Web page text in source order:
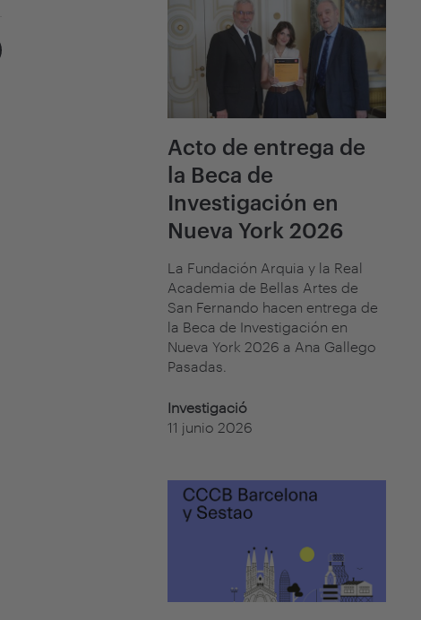
Acto de entrega de
la Beca de
Investigación en
Nueva York 2026
La Fundación Arquia y la Real
Academia de Bellas Artes de
San Fernando hacen entrega de
la Beca de Investigación en
Nueva York 2026 a Ana Gallego
Pasadas.
Investigació
11 junio 2026